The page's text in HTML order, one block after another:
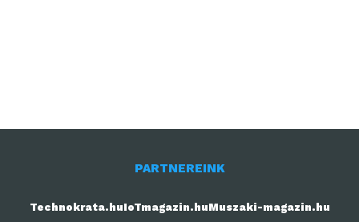
PARTNEREINK
Technokrata.huIoTmagazin.huMuszaki-magazin.hu